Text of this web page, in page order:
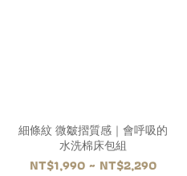
細條紋 微皺摺質感｜會呼吸的
水洗棉床包組
NT$1,990 ~ NT$2,290